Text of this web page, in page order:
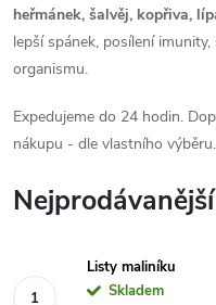
heřmánek, šalvěj, kopřiva,
lepší spánek, posílení
organismu.
Expedujeme do 24 hodin.
nákupu - dle vlastního výběru.
Nejprodávanější
Listy maliníku
Skladem